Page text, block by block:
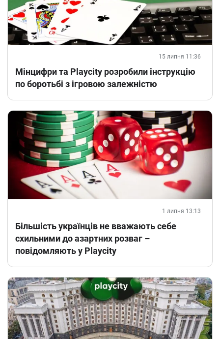
15 липня 11:36
Мінцифри та Playcity розробили інструкцію
по боротьбі з ігровою залежністю
1 липня 13:13
Більшість українців не вважають себе
схильними до азартних розваг –
повідомляють у Playcity